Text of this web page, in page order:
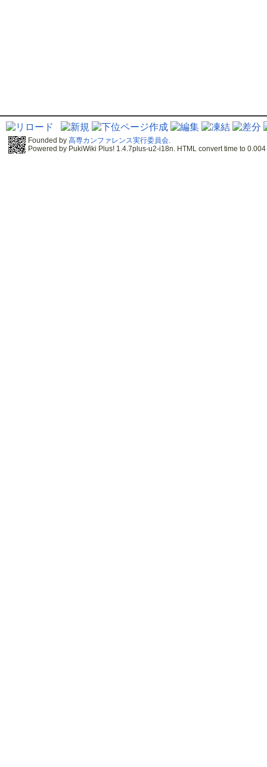
Founded by 高専カンファレンス実行委員会.
Powered by PukiWiki Plus! 1.4.7plus-u2-i18n. HTML convert time to 0.004